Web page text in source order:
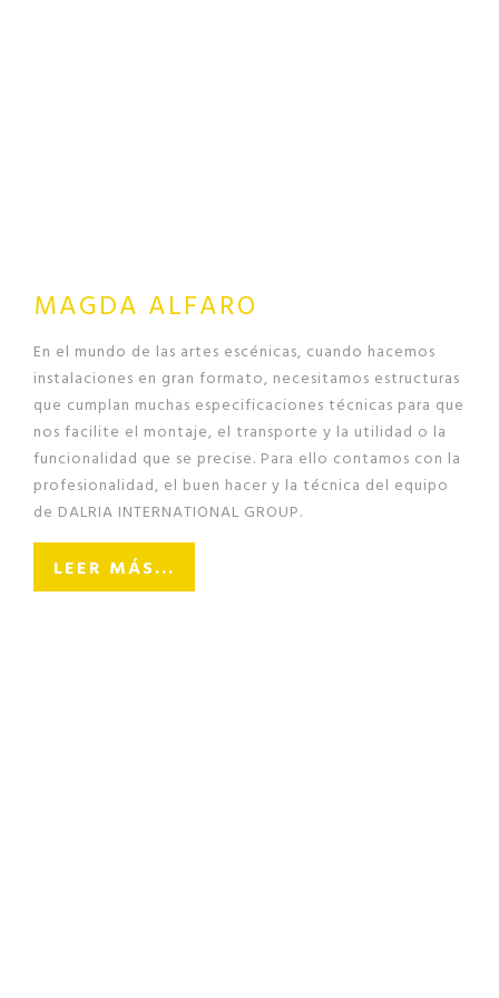
MAGDA ALFARO
En el mundo de las artes escénicas, cuando hacemos
instalaciones en gran formato, necesitamos estructuras
que cumplan muchas especificaciones técnicas para que
nos facilite el montaje, el transporte y la utilidad o la
funcionalidad que se precise. Para ello contamos con la
profesionalidad, el buen hacer y la técnica del equipo
de DALRIA INTERNATIONAL GROUP.
LEER MÁS...